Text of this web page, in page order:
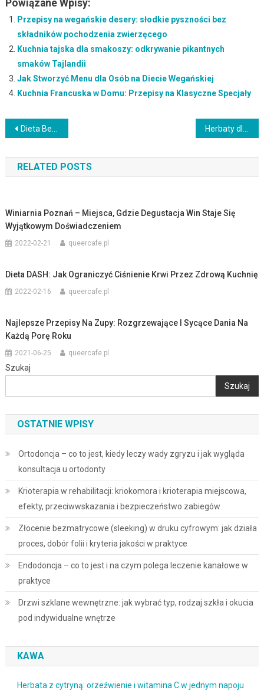
Powiązane Wpisy:
Przepisy na wegańskie desery: słodkie pyszności bez
składników pochodzenia zwierzęcego
Kuchnia tajska dla smakoszy: odkrywanie pikantnych
smaków Tajlandii
Jak Stworzyć Menu dla Osób na Diecie Wegańskiej
Kuchnia Francuska w Domu: Przepisy na Klasyczne Specjały
Nawigacja
wpisu
Dieta Bez Laktozy: Przepisy i Wskazówki dla Osób Nietolerujących Mleka
RELATED POSTS
Winiarnia Poznań – Miejsca, Gdzie Degustacja Win Staje Się
Wyjątkowym Doświadczeniem
2022-02-21 queercafe.pl
Dieta DASH: Jak Ograniczyć Ciśnienie Krwi Przez Zdrową Kuchnię
2022-02-16 queercafe.pl
Najlepsze Przepisy Na Zupy: Rozgrzewające I Sycące Dania Na
Każdą Porę Roku
2021-06-25 queercafe.pl
Szukaj
Szukaj
OSTATNIE WPISY
Ortodoncja – co to jest, kiedy leczy wady zgryzu i jak wygląda
konsultacja u ortodonty
Krioterapia w rehabilitacji: kriokomora i krioterapia miejscowa,
efekty, przeciwwskazania i bezpieczeństwo zabiegów
Złocenie bezmatrycowe (sleeking) w druku cyfrowym: jak działa
proces, dobór folii i kryteria jakości w praktyce
Endodoncja – co to jest i na czym polega leczenie kanałowe w
praktyce
Drzwi szklane wewnętrzne: jak wybrać typ, rodzaj szkła i okucia
pod indywidualne wnętrze
KAWA
Herbata z cytryną: orzeźwienie i witamina C w jednym napoju